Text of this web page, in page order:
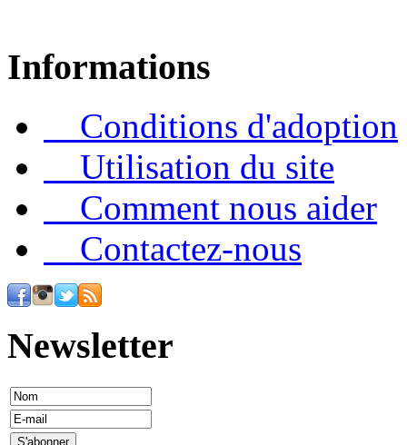
Informations
Conditions d'adoption
Utilisation du site
Comment nous aider
Contactez-nous
Newsletter